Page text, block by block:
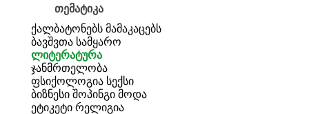
თემატიკა
ქალბატონებს მამაკაცებს
ბავშვთა სამყარო
ლიტერატურა
ჯანმრთელობა
ფსიქოლოგია სექსი
ბიზნესი შოპინგი მოდა
ეტიკეტი რელიგია